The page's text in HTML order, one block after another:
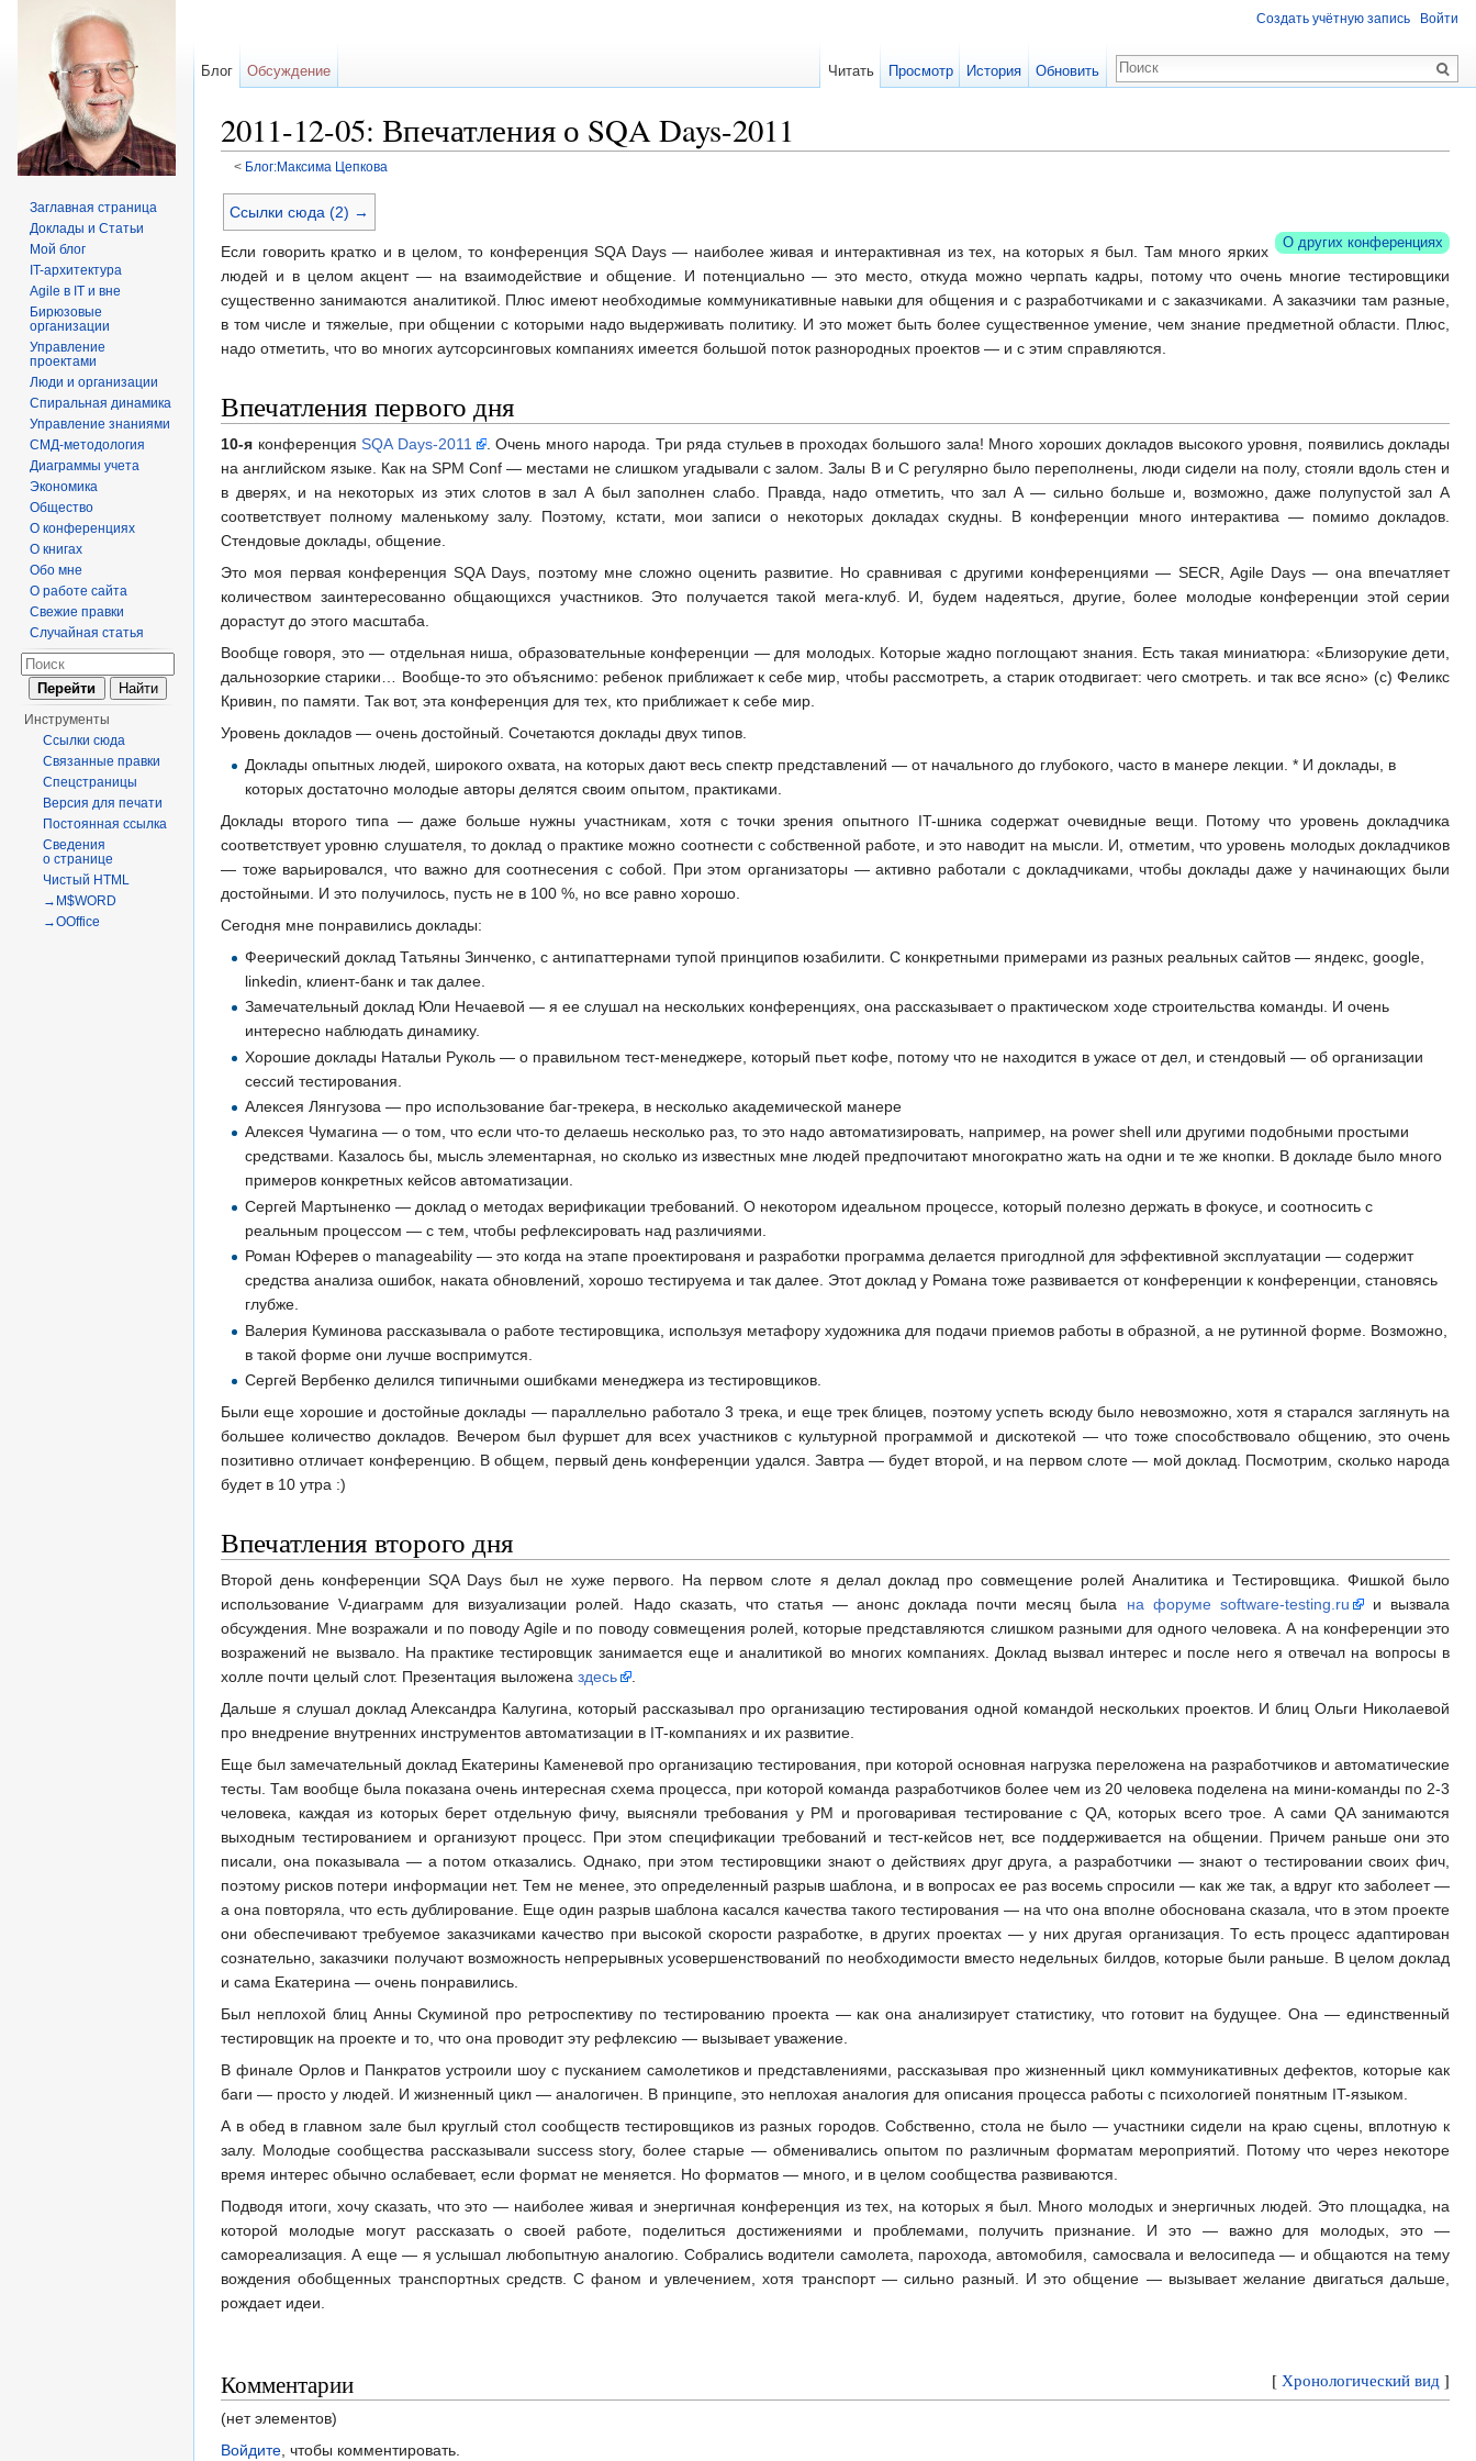
2011-12-05: Впечатления о SQA Days-2011
< Блог:Максима Цепкова
Ссылки сюда (2) →
О других конференциях
Если говорить кратко и в целом, то конференция SQA Days — наиболее живая и интерактивная из тех, на которых я был. Там много ярких
людей и в целом акцент — на взаимодействие и общение. И потенциально — это место, откуда можно черпать кадры, потому что очень многие тестировщики
существенно занимаются аналитикой. Плюс имеют необходимые коммуникативные навыки для общения и с разработчиками и с заказчиками. А заказчики там разные,
в том числе и тяжелые, при общении с которыми надо выдерживать политику. И это может быть более существенное умение, чем знание предметной области. Плюс,
надо отметить, что во многих аутсорсинговых компаниях имеется большой поток разнородных проектов — и с этим справляются.
Впечатления первого дня
10-я конференция SQA Days-2011
. Очень много народа. Три ряда стульев в проходах большого зала! Много хороших докладов высокого уровня, появились доклады
на английском языке. Как на SPM Conf — местами не слишком угадывали с залом. Залы B и C регулярно было переполнены, люди сидели на полу, стояли вдоль стен и
в дверях, и на некоторых из этих слотов в зал А был заполнен слабо. Правда, надо отметить, что зал А — сильно больше и, возможно, даже полупустой зал А
соответствует полному маленькому залу. Поэтому, кстати, мои записи о некоторых докладах скудны. В конференции много интерактива — помимо докладов.
Стендовые доклады, общение.
Это моя первая конференция SQA Days, поэтому мне сложно оценить развитие. Но сравнивая с другими конференциями — SECR, Agile Days — она впечатляет
количеством заинтересованно общающихся участников. Это получается такой мега-клуб. И, будем надеяться, другие, более молодые конференции этой серии
дорастут до этого масштаба.
Вообще говоря, это — отдельная ниша, образовательные конференции — для молодых. Которые жадно поглощают знания. Есть такая миниатюра: «Близорукие дети,
дальнозоркие старики… Вообще-то это объяснимо: ребенок приближает к себе мир, чтобы рассмотреть, а старик отодвигает: чего смотреть. и так все ясно» (с) Феликс
Кривин, по памяти. Так вот, эта конференция для тех, кто приближает к себе мир.
Уровень докладов — очень достойный. Сочетаются доклады двух типов.
Доклады опытных людей, широкого охвата, на которых дают весь спектр представлений — от начального до глубокого, часто в манере лекции. * И доклады, в
которых достаточно молодые авторы делятся своим опытом, практиками.
Доклады второго типа — даже больше нужны участникам, хотя с точки зрения опытного IT-шника содержат очевидные вещи. Потому что уровень докладчика
соответствует уровню слушателя, то доклад о практике можно соотнести с собственной работе, и это наводит на мысли. И, отметим, что уровень молодых докладчиков
— тоже варьировался, что важно для соотнесения с собой. При этом организаторы — активно работали с докладчиками, чтобы доклады даже у начинающих были
достойными. И это получилось, пусть не в 100 %, но все равно хорошо.
Сегодня мне понравились доклады:
Феерический доклад Татьяны Зинченко, с антипаттернами тупой принципов юзабилити. С конкретными примерами из разных реальных сайтов — яндекс, google,
linkedin, клиент-банк и так далее.
Замечательный доклад Юли Нечаевой — я ее слушал на нескольких конференциях, она рассказывает о практическом ходе строительства команды. И очень
интересно наблюдать динамику.
Хорошие доклады Натальи Руколь — о правильном тест-менеджере, который пьет кофе, потому что не находится в ужасе от дел, и стендовый — об организации
сессий тестирования.
Алексея Лянгузова — про использование баг-трекера, в несколько академической манере
Алексея Чумагина — о том, что если что-то делаешь несколько раз, то это надо автоматизировать, например, на power shell или другими подобными простыми
средствами. Казалось бы, мысль элементарная, но сколько из известных мне людей предпочитают многократно жать на одни и те же кнопки. В докладе было много
примеров конкретных кейсов автоматизации.
Сергей Мартыненко — доклад о методах верификации требований. О некотором идеальном процессе, который полезно держать в фокусе, и соотносить с
реальным процессом — с тем, чтобы рефлексировать над различиями.
Роман Юферев о manageability — это когда на этапе проектированя и разработки программа делается пригодлной для эффективной эксплуатации — содержит
средства анализа ошибок, наката обновлений, хорошо тестируема и так далее. Этот доклад у Романа тоже развивается от конференции к конференции, становясь
глубже.
Валерия Куминова рассказывала о работе тестировщика, используя метафору художника для подачи приемов работы в образной, а не рутинной форме. Возможно,
в такой форме они лучше воспримутся.
Сергей Вербенко делился типичными ошибками менеджера из тестировщиков.
Были еще хорошие и достойные доклады — параллельно работало 3 трека, и еще трек блицев, поэтому успеть всюду было невозможно, хотя я старался заглянуть на
большее количество докладов. Вечером был фуршет для всех участников с культурной программой и дискотекой — что тоже способствовало общению, это очень
позитивно отличает конференцию. В общем, первый день конференции удался. Завтра — будет второй, и на первом слоте — мой доклад. Посмотрим, сколько народа
будет в 10 утра :)
Впечатления второго дня
Второй день конференции SQA Days был не хуже первого. На первом слоте я делал доклад про совмещение ролей Аналитика и Тестировщика. Фишкой было
использование V-диаграмм для визуализации ролей. Надо сказать, что статья — анонс доклада почти месяц была на форуме software-testing.ru
и вызвала
обсуждения. Мне возражали и по поводу Agile и по поводу совмещения ролей, которые представляются слишком разными для одного человека. А на конференции это
возражений не вызвало. На практике тестировщик занимается еще и аналитикой во многих компаниях. Доклад вызвал интерес и после него я отвечал на вопросы в
холле почти целый слот. Презентация выложена здесь
Дальше я слушал доклад Александра Калугина, который рассказывал про организацию тестирования одной командой нескольких проектов. И блиц Ольги Николаевой
про внедрение внутренних инструментов автоматизации в IT-компаниях и их развитие.
Еще был замечательный доклад Екатерины Каменевой про организацию тестирования, при которой основная нагрузка переложена на разработчиков и автоматические
тесты. Там вообще была показана очень интересная схема процесса, при которой команда разработчиков более чем из 20 человека поделена на мини-команды по 2-3
человека, каждая из которых берет отдельную фичу, выясняли требования у PM и проговаривая тестирование с QA, которых всего трое. А сами QA занимаются
выходным тестированием и организуют процесс. При этом спецификации требований и тест-кейсов нет, все поддерживается на общении. Причем раньше они это
писали, она показывала — а потом отказались. Однако, при этом тестировщики знают о действиях друг друга, а разработчики — знают о тестировании своих фич,
поэтому рисков потери информации нет. Тем не менее, это определенный разрыв шаблона, и в вопросах ее раз восемь спросили — как же так, а вдруг кто заболеет —
а она повторяла, что есть дублирование. Еще один разрыв шаблона касался качества такого тестирования — на что она вполне обоснована сказала, что в этом проекте
они обеспечивают требуемое заказчиками качество при высокой скорости разработке, в других проектах — у них другая организация. То есть процесс адаптирован
сознательно, заказчики получают возможность непрерывных усовершенствований по необходимости вместо недельных билдов, которые были раньше. В целом доклад
и сама Екатерина — очень понравились.
Был неплохой блиц Анны Скуминой про ретроспективу по тестированию проекта — как она анализирует статистику, что готовит на будущее. Она — единственный
тестировщик на проекте и то, что она проводит эту рефлексию — вызывает уважение.
В финале Орлов и Панкратов устроили шоу с пусканием самолетиков и представлениями, рассказывая про жизненный цикл коммуникативных дефектов, которые как
баги — просто у людей. И жизненный цикл — аналогичен. В принципе, это неплохая аналогия для описания процесса работы с психологией понятным IT-языком.
А в обед в главном зале был круглый стол сообществ тестировщиков из разных городов. Собственно, стола не было — участники сидели на краю сцены, вплотную к
залу. Молодые сообщества рассказывали success story, более старые — обменивались опытом по различным форматам мероприятий. Потому что через некоторе
время интерес обычно ослабевает, если формат не меняется. Но форматов — много, и в целом сообщества развиваются.
Подводя итоги, хочу сказать, что это — наиболее живая и энергичная конференция из тех, на которых я был. Много молодых и энергичных людей. Это площадка, на
которой молодые могут рассказать о своей работе, поделиться достижениями и проблемами, получить признание. И это — важно для молодых, это —
самореализация. А еще — я услышал любопытную аналогию. Собрались водители самолета, парохода, автомобиля, самосвала и велосипеда — и общаются на тему
вождения обобщенных транспортных средств. С фаном и увлечением, хотя транспорт — сильно разный. И это общение — вызывает желание двигаться дальше,
рождает идеи.
[ Хронологический вид ]
Комментарии
(нет элементов)
Войдите, чтобы комментировать.
Создать учётную запись Войти
Блог Обсуждение Читать Просмотр История Обновить
Заглавная страница
Доклады и Статьи
Мой блог
IT-архитектура
Agile в IT и вне
Бирюзовые
организации
Управление
проектами
Люди и организации
Спиральная динамика
Управление знаниями
СМД-методология
Диаграммы учета
Экономика
Общество
О конференциях
О книгах
Обо мне
О работе сайта
Свежие правки
Случайная статья
Инструменты
Ссылки сюда
Связанные правки
Спецстраницы
Версия для печати
Постоянная ссылка
Сведения
о странице
Чистый HTML
→M$WORD
→OOffice